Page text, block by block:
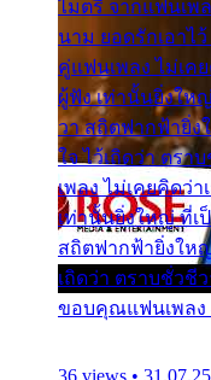
ไมตรี จากแฟนเ
นาม ยอดรักเอาไ
คู่แฟนเพลง ไม่เค
ผู้ฟัง เท่านั้นยิ่งให
วา สถิตฟากฟ้ายิ่ง
ใจ ไว้เถิดว่า ตร
เพลง ไม่เคยคิดว่
เท่านั้นยิ่งใหญ่ ที่เ
สถิตฟากฟ้ายิ่งให
เถิดว่า ตราบชั่วชี
ขอบคุณแฟนเพลง -
36 views •